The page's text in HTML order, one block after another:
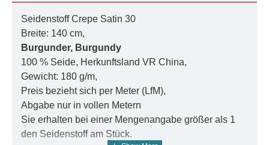
Seidenstoff Crepe Satin 30
Breite: 140 cm,
Burgunder, Burgundy
100 % Seide, Herkunftsland VR China,
Gewicht: 180 g/m,
Preis bezieht sich per Meter (LfM),
Abgabe nur in vollen Metern
Sie erhalten bei einer Mengenangabe größer als 1
den Seidenstoff am Stück.